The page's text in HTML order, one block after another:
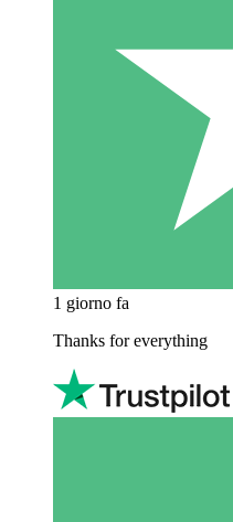
1 giorno fa
Thanks for everything